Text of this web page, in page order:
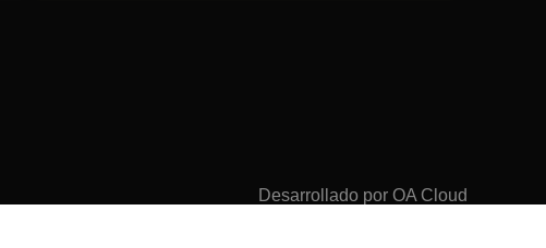
Desarrollado por OA Cloud